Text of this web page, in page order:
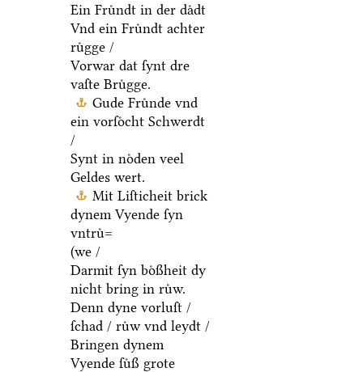
Ein Fruͤndt in der daͤdt
Vnd ein Fruͤndt achter
ruͤgge /
Vorwar dat ſynt dre
vaſte Bruͤgge.
Gude Fruͤnde vnd
ein vorſoͤcht Schwerdt
/
Synt in noͤden veel
Geldes wert.
Mit Liſticheit brick
dynem Vyende ſyn
vntruͤ=
(we /
Darmit ſyn boͤßheit dy
nicht bring in ruͤw.
Denn dyne vorluſt /
ſchad / ruͤw vnd leydt /
Bringen dynem
Vyende ſuͤß grote